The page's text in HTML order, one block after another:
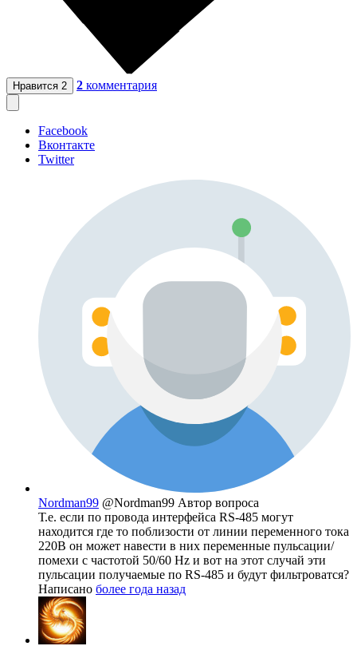
Нравится 2 2 комментария
Facebook
Вконтакте
Twitter
Nordman99 @Nordman99 Автор вопроса
Т.е. если по провода интерфейса RS-485 могут
находится где то поблизости от линии переменного тока
220В он может навести в них переменные пульсации/
помехи с частотой 50/60 Hz и вот на этот случай эти
пульсации получаемые по RS-485 и будут фильтроватся?
Написано более года назад